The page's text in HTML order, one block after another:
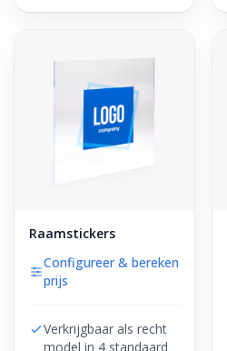
Raamstickers
Configureer & bereken
prijs
Verkrijgbaar als recht
model in 4 standaard